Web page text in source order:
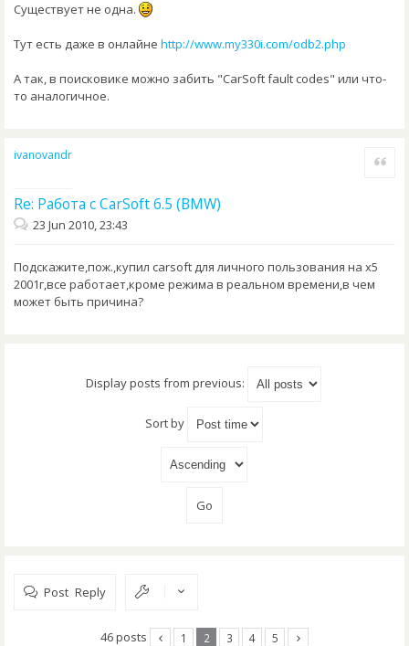
Существует не одна.
Тут есть даже в онлайне http://www.my330i.com/odb2.php
А так, в поисковике можно забить "CarSoft fault codes" или что-
то аналогичное.
ivanovandr
Re: Работа с CarSoft 6.5 (BMW)
Quote
23 Jun 2010, 23:43
Подскажите,пож.,купил carsoft для личного пользования на х5
2001г,все работает,кроме режима в реальном времени,в чем
может быть причина?
Display posts from previous:
Sort by
Post Reply
46 posts 1 2 3 4 5